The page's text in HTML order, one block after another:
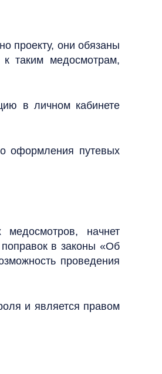
проекту, они обязаны
таким медосмотрам,
в личном кабинете
оформления путевых
медосмотров, начнет
в законы «Об
проведения
и является правом